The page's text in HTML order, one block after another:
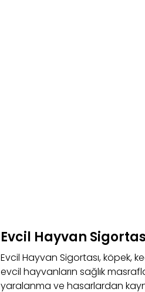
Evcil Hayvan
Evcil Hayvan Sigortası, köpek,
evcil hayvanların sağlık
yaralanma ve hasarlardan